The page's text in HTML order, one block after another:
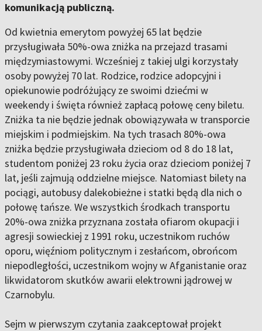
komunikacją publiczną.
Od kwietnia emerytom powyżej 65 lat będzie
przysługiwała 50%-owa zniżka na przejazd trasami
międzymiastowymi. Wcześniej z takiej ulgi korzystały
osoby powyżej 70 lat. Rodzice, rodzice adopcyjni i
opiekunowie podróżujący ze swoimi dziećmi w
weekendy i święta również zapłacą połowę ceny biletu.
Zniżka ta nie będzie jednak obowiązywała w transporcie
miejskim i podmiejskim. Na tych trasach 80%-owa
zniżka będzie przysługiwała dzieciom od 8 do 18 lat,
studentom poniżej 23 roku życia oraz dzieciom poniżej 7
lat, jeśli zajmują oddzielne miejsce. Natomiast bilety na
pociągi, autobusy dalekobieżne i statki będą dla nich o
połowę tańsze. We wszystkich środkach transportu
20%-owa zniżka przyznana została ofiarom okupacji i
agresji sowieckiej z 1991 roku, uczestnikom ruchów
oporu, więźniom politycznym i zesłańcom, obrońcom
niepodległości, uczestnikom wojny w Afganistanie oraz
likwidatorom skutków awarii elektrowni jądrowej w
Czarnobylu.
Sejm w pierwszym czytania zaakceptował projekt